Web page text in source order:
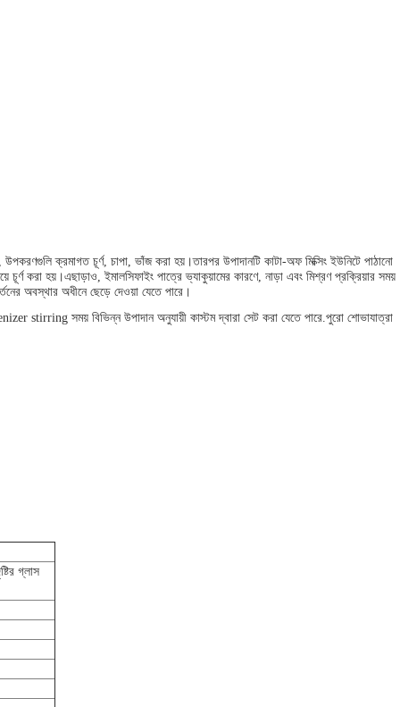
ক্রমাগত চূর্ণ, চাপা, ভাঁজ করা হয়।তারপর উপাদানটি কাটা-অফ মিক্সিং ইউনিটে পাঠানো
করা হয়।এছাড়াও, ইমালসিফাইং পাত্রে ভ্যাকুয়ামের কারণে, নাড়া এবং মিশ্রণ প্রক্রিয়ার সময়
অবস্থার অধীনে ছেড়ে দেওয়া যেতে পারে।
stirring সময় বিভিন্ন উপাদান অনুযায়ী কাস্টম দ্বারা সেট করা যেতে পারে.পুরো শোভাযাত্রা
গ্লাস